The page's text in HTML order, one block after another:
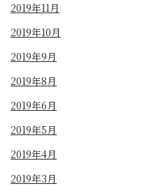
2019年11月
2019年10月
2019年9月
2019年8月
2019年6月
2019年5月
2019年4月
2019年3月